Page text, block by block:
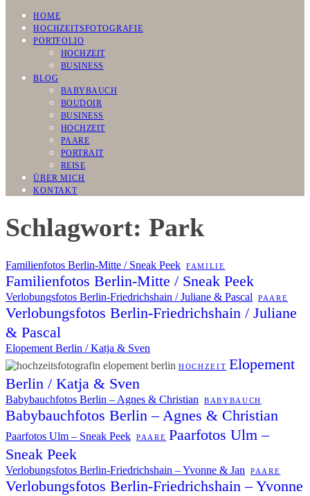
HOME
HOCHZEITSFOTOGRAFIE
PORTFOLIO
HOCHZEIT
BUSINESS
BLOG
BABYBAUCH
BOUDOIR
BUSINESS
HOCHZEIT
PAARE
PORTRAIT
REISE
ÜBER MICH
KONTAKT
Schlagwort: Park
Familienfotos Berlin-Mitte / Sneak Peek FAMILIE
Familienfotos Berlin-Mitte / Sneak Peek
Verlobungsfotos Berlin-Friedrichshain / Juliane & Pascal PAARE
Verlobungsfotos Berlin-Friedrichshain / Juliane
& Pascal
Elopement Berlin / Katja & Sven
HOCHZEIT Elopement
Berlin / Katja & Sven
Babybauchfotos Berlin – Agnes & Christian BABYBAUCH
Babybauchfotos Berlin – Agnes & Christian
Paarfotos Ulm – Sneak Peek PAARE Paarfotos Ulm –
Sneak Peek
Verlobungsfotos Berlin-Friedrichshain – Yvonne & Jan PAARE
Verlobungsfotos Berlin-Friedrichshain – Yvonne